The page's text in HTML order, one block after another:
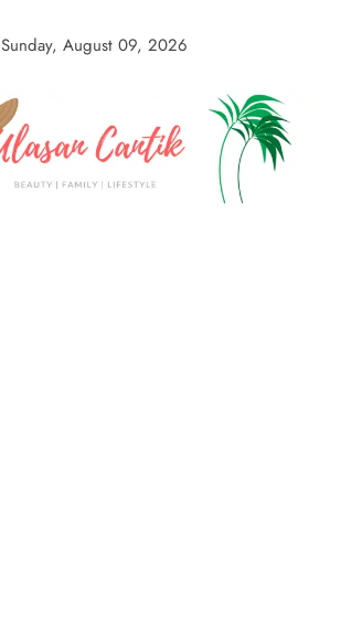
Sunday, August 09, 2026